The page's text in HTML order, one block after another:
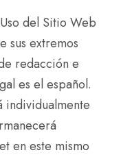
del Sitio Web
sus extremos
redacción e
es el español.
individualmente
en este mismo